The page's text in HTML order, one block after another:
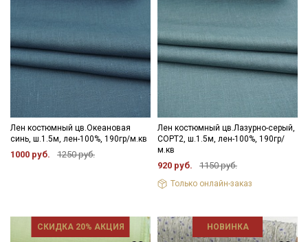
Лен костюмный цв.Океановая
синь, ш.1.5м, лен-100%, 190гр/м.кв
1000 руб. 1250 руб.
Лен костюмный цв.Лазурно-серый,
СОРТ2, ш.1.5м, лен-100%, 190гр/
м.кв
920 руб. 1150 руб.
Только онлайн-заказ
СКИДКА 20% АКЦИЯ НОВИНКА